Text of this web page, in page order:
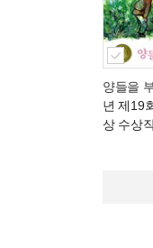
양들을
년 제19
상 수상